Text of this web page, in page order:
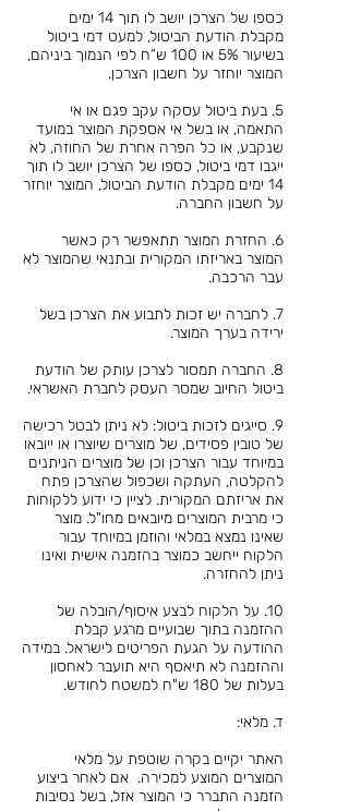
כספו של הצרכן יושב לו תוך 14 ימים
מקבלת הודעת הביטול, למעט דמי ביטול
בשיעור 5% או 100 ש”ח לפי הנמוך ביניהם,
המוצר יוחזר על חשבון הצרכן.
5. בעת ביטול עסקה עקב פגם או אי
התאמה, או בשל אי אספקת המוצר במועד
שנקבע, או כל הפרה אחרת של החוזה, לא
ייגבו דמי ביטול, כספו של הצרכן יושב לו תוך
14 ימים מקבלת הודעת הביטול, המוצר יוחזר
על חשבון החברה.
6. החזרת המוצר תתאפשר רק כאשר
המוצר באריזתו המקורית ובתנאי שהמוצר לא
עבר הרכבה.
7. לחברה יש זכות לתבוע את הצרכן בשל
ירידה בערך המוצר.
8. החברה תמסור לצרכן עותק של הודעת
ביטול החיוב שמסר העסק לחברת האשראי.
9. סייגים לזכות ביטול: לא ניתן לבטל רכישה
של טובין פסידים, של מוצרים שיוצרו או ייובאו
במיוחד עבור הצרכן וכן של מוצרים הניתנים
להקלטה, העתקה ושכפול שהצרכן פתח
את אריזתם המקורית. לציין כי ידוע ללקוחות
כי מרבית המוצרים מיובאים מחו"ל. מוצר
שאינו נמצא במלאי והוזמן במיוחד עבור
הלקוח ייחשב כמוצר בהזמנה אישית ואינו
ניתן להחזרה.
10. על הלקוח לבצע איסוף/הובלה של
ההזמנה בתוך שבועיים מרגע קבלת
ההודעה על הגעת הפריטים לישראל. במידה
וההזמנה לא תיאסף היא תועבר לאחסון
בעלות של 180 ש"ח למשטח לחודש.
​ד. מלאי:
האתר יקיים בקרה שוטפת על מלאי
המוצרים המוצע למכירה. אם לאחר ביצוע
הזמנה התברר כי המוצר אזל, בשל נסיבות